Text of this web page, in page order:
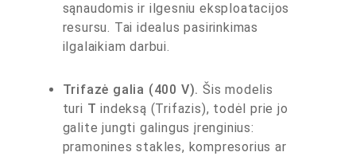
sąnaudomis ir ilgesniu eksploatacijos
resursu. Tai idealus pasirinkimas
ilgalaikiam darbui.
Trifazė galia (400 V). Šis modelis
turi T indeksą (Trifazis), todėl prie jo
galite jungti galingus įrenginius:
pramonines stakles, kompresorius ar